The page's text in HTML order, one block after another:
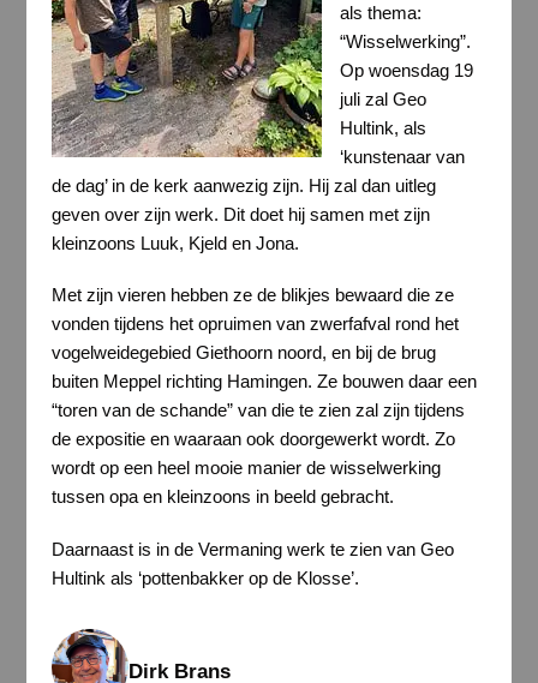
als thema:
“Wisselwerking”.
Op woensdag 19
juli zal Geo
Hultink, als
‘kunstenaar van
de dag’ in de kerk aanwezig zijn. Hij zal dan uitleg
geven over zijn werk. Dit doet hij samen met zijn
kleinzoons Luuk, Kjeld en Jona.
Met zijn vieren hebben ze de blikjes bewaard die ze
vonden tijdens het opruimen van zwerfafval rond het
vogelweidegebied Giethoorn noord, en bij de brug
buiten Meppel richting Hamingen. Ze bouwen daar een
“toren van de schande” van die te zien zal zijn tijdens
de expositie en waaraan ook doorgewerkt wordt. Zo
wordt op een heel mooie manier de wisselwerking
tussen opa en kleinzoons in beeld gebracht.
Daarnaast is in de Vermaning werk te zien van Geo
Hultink als ‘pottenbakker op de Klosse’.
Dirk Brans